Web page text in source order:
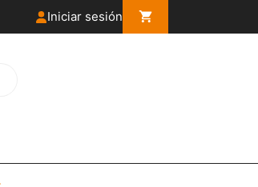
Iniciar sesión